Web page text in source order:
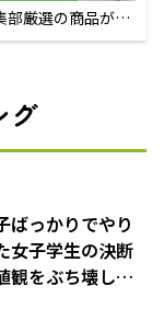
厳選の商品が買
グ
ばっかりでやり
女子学生の決断
観をぶち壊した